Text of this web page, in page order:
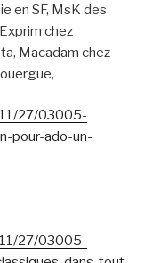
en SF, MsK des
Exprim chez
Macadam chez
27/03005-
pour-ado-un-
27/03005-